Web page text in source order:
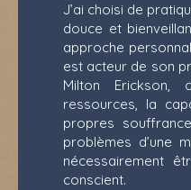
J’ai choisi de
douce et
approche
est acteur de son
Milton
ressources, la
propres
problèmes d’une
nécessairement
conscient.